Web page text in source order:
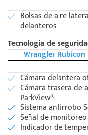
Bolsas de aire
delanteros
Tecnología de
Wrangler Rubicon
Cámara delantera
Cámara trasera de
ParkView®
Sistema antirrobo
Señal de
Indicador de